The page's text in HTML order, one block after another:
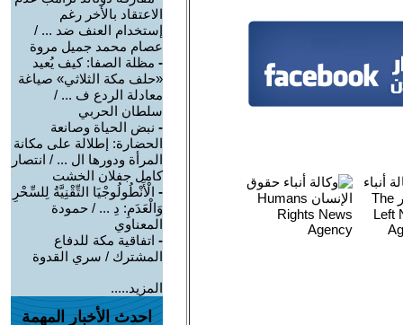
الاعتقاد بالأخر رغم
إستخدام العنف ضد ... /
عصام محمد جميل مروة
- مظلة الصفا: كيف يُعيد
«حلف مكة الثلاثي» صياغة
معادلة الردع ف ... /
سلطان الحربي
- نبض الحياة وصانعة
الحضارة: إطلالة على مكانة
المرأة ودورها ال ... / انتصار
كامل جفلان الخشت
- الْأَنْطُولُوجْيَا التِّقْنِيَّةُ لِلسِّحْرِ
وَالْعَدَمِ: دِ ... / حمودة
المعناوي
- اتفاقية مكة للدفاع
المشترك / سري القدوة
المزيد.....
احدث الأخبار المهمة